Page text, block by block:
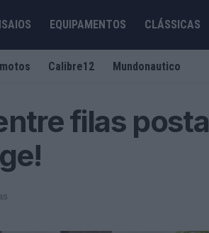
EQUIPAMENTOS CLÁSSICAS
Calibre12 Mundonautico
filas posta